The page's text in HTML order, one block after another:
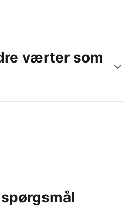
værter som
som dig